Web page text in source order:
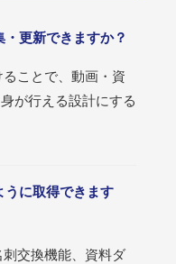
更新できますか？
ことで、動画・資
が行える設計にする
うに取得できます
交換機能、資料ダ